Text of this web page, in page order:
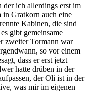
der ich allerdings erst im
in Gratkorn auch eine
Kabinen, die sind
gibt gemeinsame
zweiter Tormann war
so vor einem
dass er erst jetzt
hatte drüben in der
der Oli ist in der
was mir im eigenen